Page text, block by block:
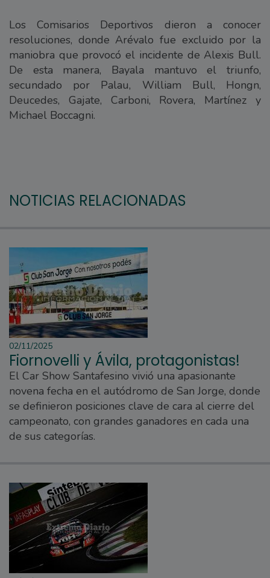
Los Comisarios Deportivos dieron a conocer
resoluciones, donde Arévalo fue excluido por la
maniobra que provocó el incidente de Alexis Bull.
De esta manera, Bayala mantuvo el triunfo,
secundado por Palau, William Bull, Hongn,
Deucedes, Gajate, Carboni, Rovera, Martínez y
Michael Boccagni.
NOTICIAS RELACIONADAS
02/11/2025
Fiornovelli y Ávila, protagonistas!
El Car Show Santafesino vivió una apasionante
novena fecha en el autódromo de San Jorge, donde
se definieron posiciones clave de cara al cierre del
campeonato, con grandes ganadores en cada una
de sus categorías.